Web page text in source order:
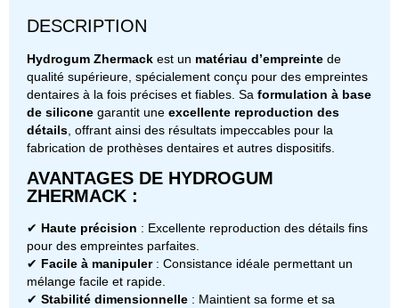
DESCRIPTION
Hydrogum Zhermack est un matériau d’empreinte de
qualité supérieure, spécialement conçu pour des empreintes
dentaires à la fois précises et fiables. Sa formulation à base
de silicone garantit une excellente reproduction des
détails , offrant ainsi des résultats impeccables pour la
fabrication de prothèses dentaires et autres dispositifs.
AVANTAGES DE HYDROGUM
ZHERMACK :
✔ Haute précision : Excellente reproduction des détails fins
pour des empreintes parfaites.
✔ Facile à manipuler: Consistance idéale permettant un
mélange facile et rapide.
✔ Stabilité dimensionnelle : Maintient sa forme et sa